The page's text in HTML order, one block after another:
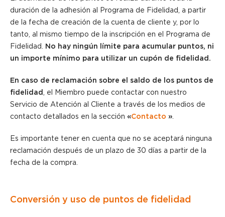
duración de la adhesión al Programa de Fidelidad, a partir
de la fecha de creación de la cuenta de cliente y, por lo
tanto, al mismo tiempo de la inscripción en el Programa de
Fidelidad. No hay ningún límite para acumular puntos, ni
un importe mínimo para utilizar un cupón de fidelidad.
En caso de reclamación sobre el saldo de los puntos de
fidelidad
, el Miembro puede contactar con nuestro
Servicio de Atención al Cliente a través de los medios de
contacto detallados en la sección «Contacto »
Es importante tener en cuenta que no se aceptará ninguna
reclamación después de un plazo de 30 días a partir de la
fecha de la compra.
Conversión y uso de puntos de fidelidad